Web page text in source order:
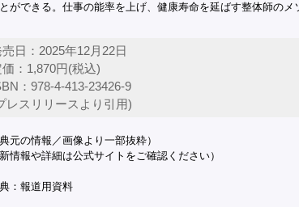
ができる。仕事の能率を上げ、健康寿命を延ばす整体師のメ
日：2025年12月22日
価：1,870円(税込)
：978-4-413-23426-9
レスリリースより引用)
典元の情報／画像より一部抜粋）
新情報や詳細は公式サイトをご確認ください）
：報道用資料